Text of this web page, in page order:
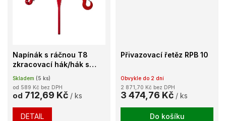
Napínák s ráčnou T8
zkracovací hák/hák s
pojistkou
Skladem (5 ks)
od 589 Kč bez DPH
od 712,69 Kč / ks
DETAIL
Přivazovací řetěz RPB 10
Obvykle do 2 dní
2 871,70 Kč bez DPH
3 474,76 Kč / ks
Do košíku